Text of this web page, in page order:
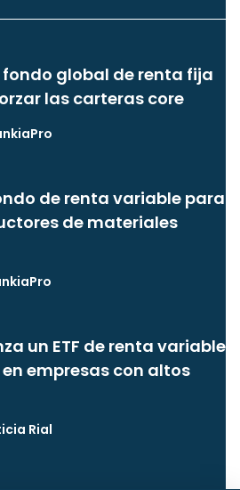
fondo global de renta fija
las carteras core
de renta variable para
de materiales
un ETF de renta variable
empresas con altos
Rial